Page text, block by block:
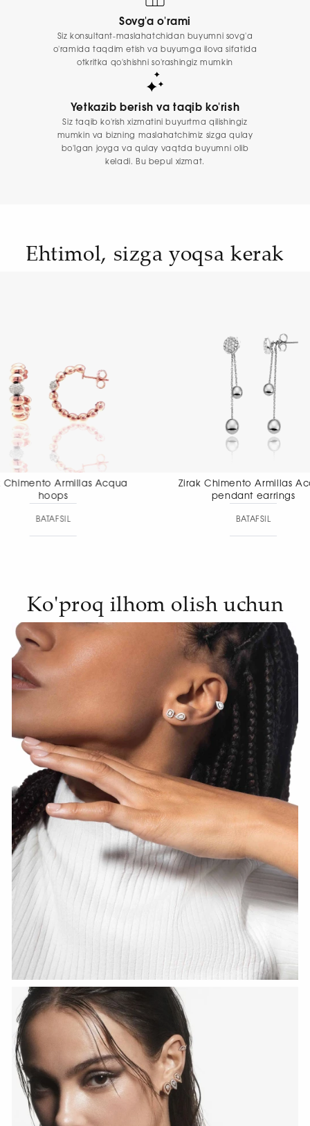
Sovg'a o'rami
Siz konsultant-maslahatchidan buyumni sovg'a
o'ramida taqdim etish va buyumga ilova sifatida
otkritka qo'shishni so'rashingiz mumkin
Yetkazib berish va taqib ko'rish
Siz taqib ko'rish xizmatini buyurtma qilishingiz
mumkin va bizning maslahatchimiz sizga qulay
bo'lgan joyga va qulay vaqtda buyumni olib
keladi. Bu bepul xizmat.
Ehtimol, sizga yoqsa kerak
Zirak Chimento Armillas Acqua
Zirak
Ko'proq ilhom olish uchun
HOZIR KO‘RISH